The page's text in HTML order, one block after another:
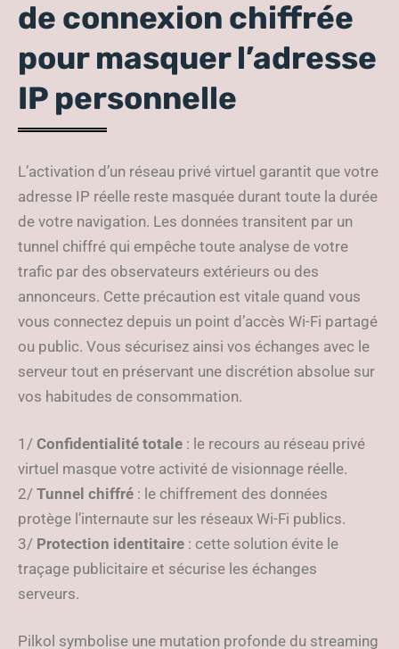
de connexion chiffrée
pour masquer l’adresse
IP personnelle
L’activation d’un réseau privé virtuel garantit que votre
adresse IP réelle reste masquée durant toute la durée
de votre navigation. Les données transitent par un
tunnel chiffré qui empêche toute analyse de votre
trafic par des observateurs extérieurs ou des
annonceurs. Cette précaution est vitale quand vous
vous connectez depuis un point d’accès Wi-Fi partagé
ou public. Vous sécurisez ainsi vos échanges avec le
serveur tout en préservant une discrétion absolue sur
vos habitudes de consommation.
1/ Confidentialité totale : le recours au réseau privé
virtuel masque votre activité de visionnage réelle.
2/ Tunnel chiffré : le chiffrement des données
protège l’internaute sur les réseaux Wi-Fi publics.
3/ Protection identitaire : cette solution évite le
traçage publicitaire et sécurise les échanges
serveurs.
Pilkol symbolise une mutation profonde du streaming